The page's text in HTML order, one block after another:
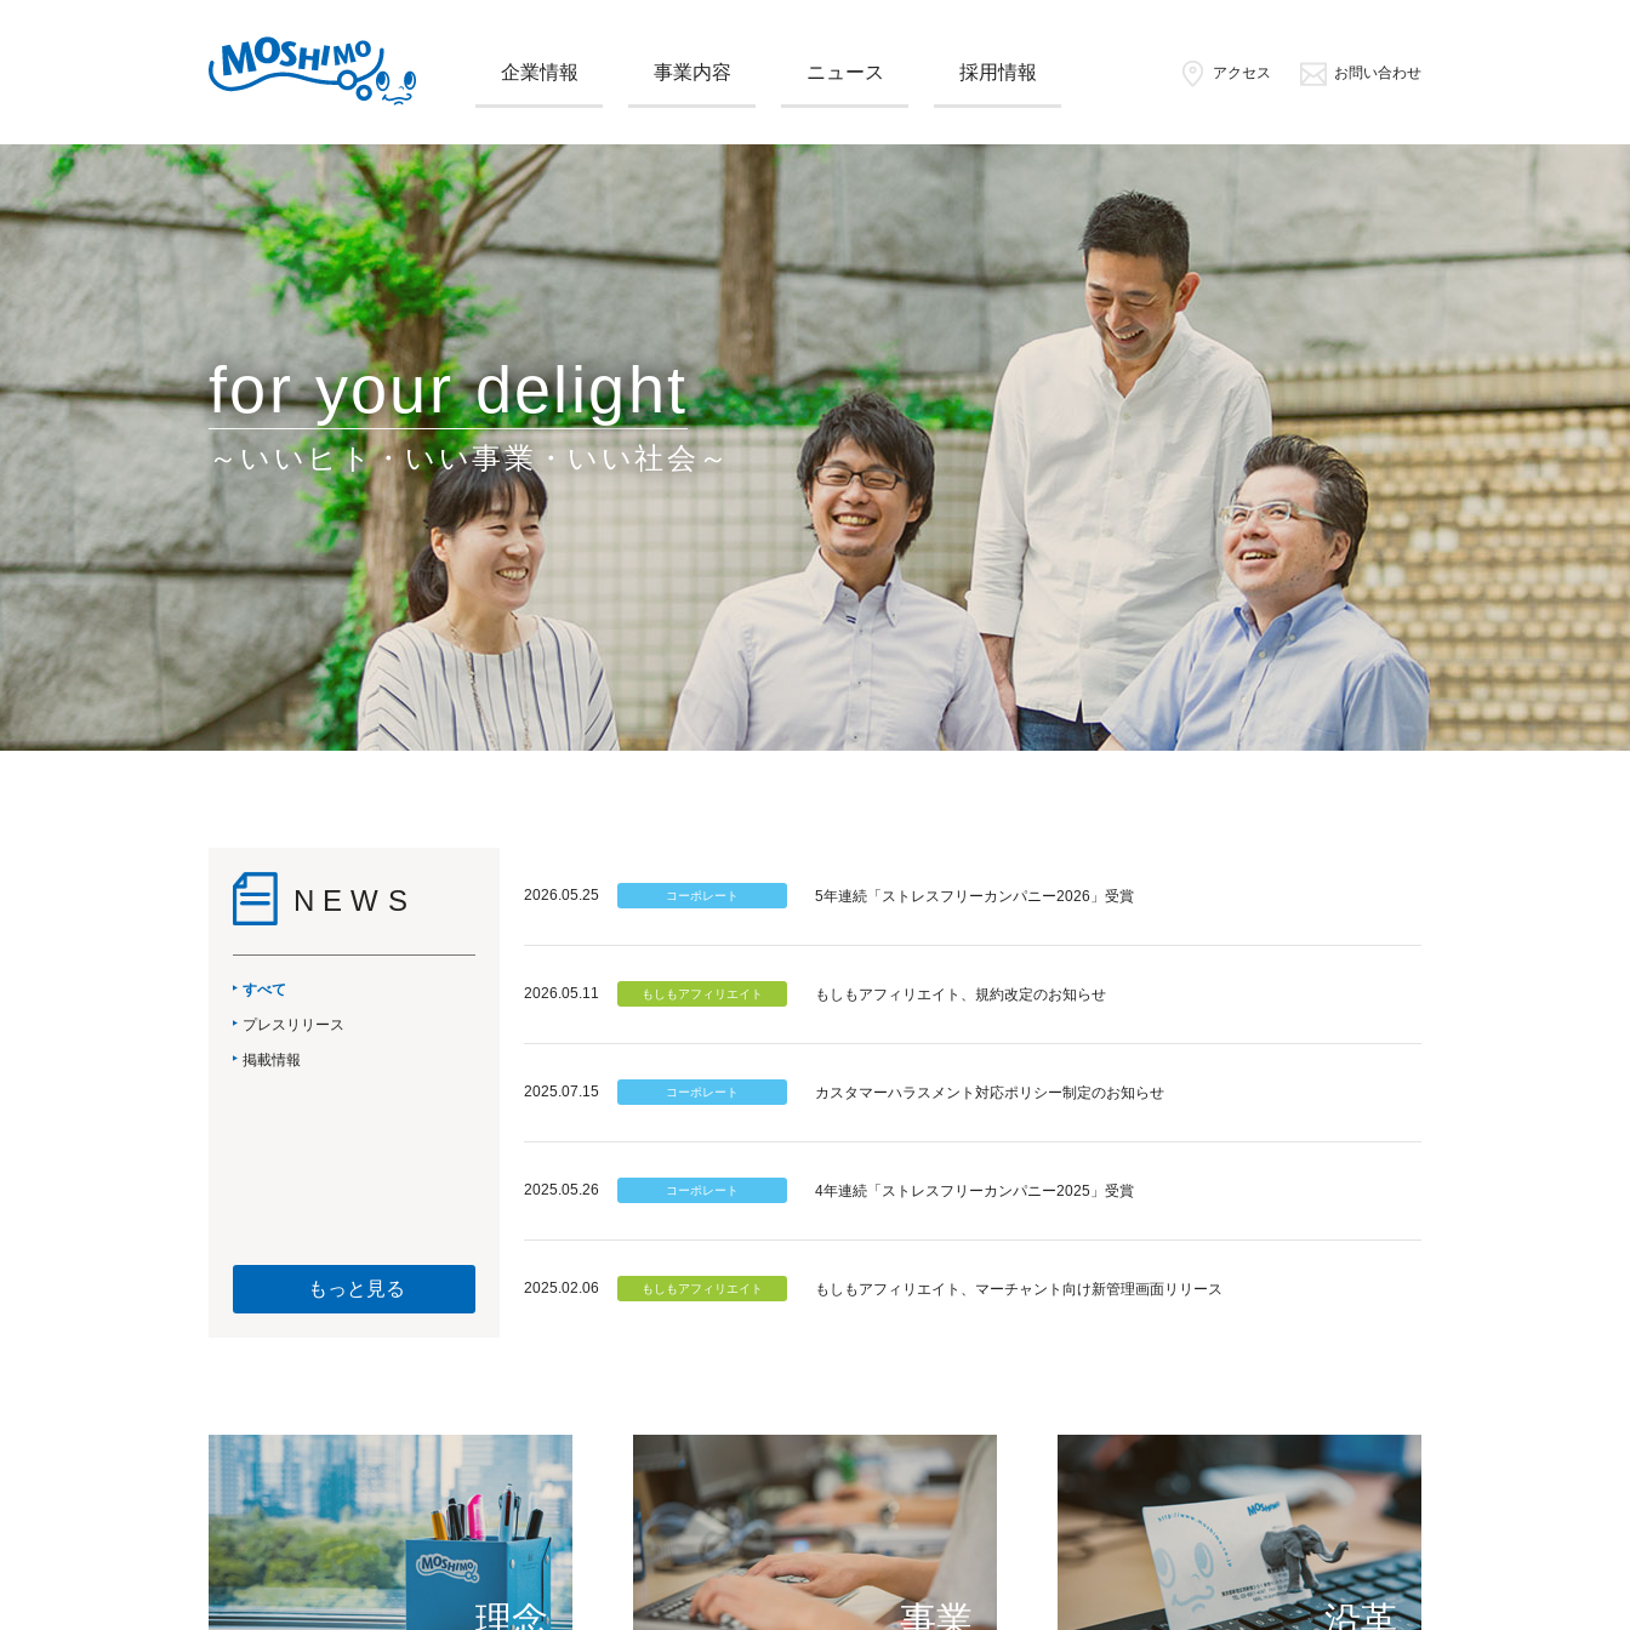
企業情報 事業内容 ニュース 採用情報 アクセス お問い合わせ
for your delight
～いいヒト・いい事業・いい社会～
NEWS
すべて
プレスリリース
掲載情報
もっと見る
2026.05.25 5年連続「ストレスフリーカンパニー2026」受賞
2026.05.11 もしもアフィリエイト、規約改定のお知らせ
2025.07.15 カスタマーハラスメント対応ポリシー制定のお知らせ
2025.05.26 4年連続「ストレスフリーカンパニー2025」受賞
2025.02.06 もしもアフィリエイト、マーチャント向け新管理画面リリース
理念
個のチカラ
もしもが描く未来の形とは
事業
可能性の実現に向けて
提供するサービスの仕組み
沿革